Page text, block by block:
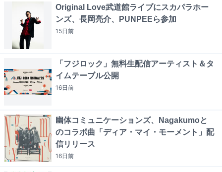
Original Love武道館ライブにスカパラホー
ンズ、長岡亮介、PUNPEEら参加
15日前
「フジロック」無料生配信アーティスト＆タ
イムテーブル公開
16日前
幽体コミュニケーションズ、Nagakumoと
のコラボ曲「ディア・マイ・モーメント」配
信リリース
16日前